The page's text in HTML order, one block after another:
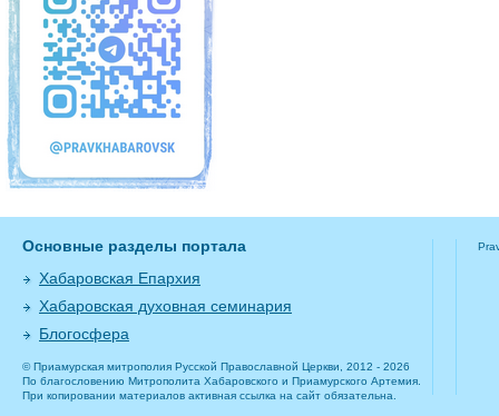
Основные разделы портала
Хабаровская Епархия
Хабаровская духовная семинария
Блогосфера
© Приамурская митрополия Русской Православной Церкви, 2012 - 2026
По благословению Митрополита Хабаровского и Приамурского Артемия.
При копировании материалов активная ссылка на сайт обязательна.